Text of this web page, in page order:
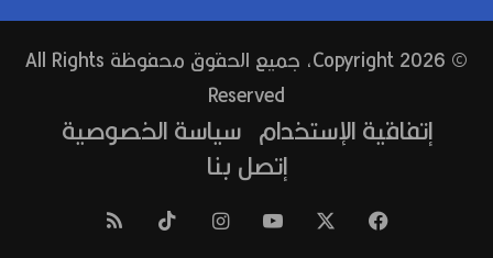
© Copyright 2026, جميع الحقوق محفوظة All Rights
Reserved
إتفاقية الإستخدام سياسة الخصوصية
إتصل بنا
فيسبوك ‫YouTube انستقرام ‫TikTok